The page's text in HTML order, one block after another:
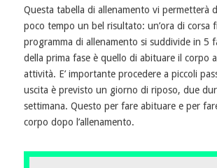
Questa tabella di allenamento vi permetterà
poco tempo un bel risultato: un’ora di corsa
programma di allenamento si suddivide in 5
della prima fase è quello di abituare il corpo
attività. E’ importante procedere a piccoli
uscita è previsto un giorno di riposo, due
settimana. Questo per fare abituare e per
corpo dopo l’allenamento.